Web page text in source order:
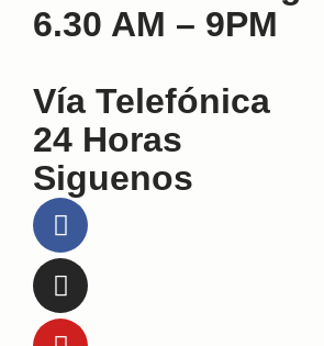
6.30 AM – 9PM
Vía Telefónica
24 Horas
Siguenos